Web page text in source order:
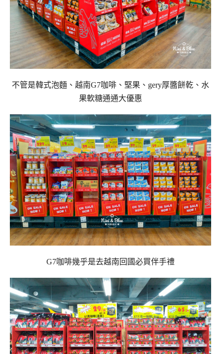
不管是韓式泡麵、越南G7咖啡、堅果、gery厚醬餅乾、水
果軟糖通通大優惠
G7咖啡幾乎是去越南回國必買伴手禮